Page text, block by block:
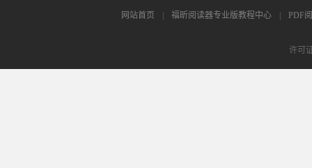
网站首页 福昕阅读器专业版教程中心 PDF
许可